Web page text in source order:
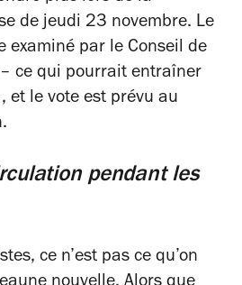
de jeudi 23 novembre. Le
examiné par le Conseil de
ce qui pourrait entraîner
et le vote est prévu au
pendant les
ce n’est pas ce qu’on